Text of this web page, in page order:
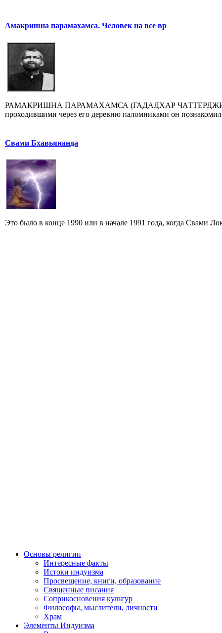
Амакришна парамахамса. Человек на все вр
РАМАКРИШНА ПАРАМАХАМСА (ГАДАДХАР ЧАТТЕРДЖИ. 1836-
проходившими через его деревню паломниками он
Свами Бхавьянанда
Это было в конце 1990 или в начале 1991 года, когда Свами
Основы религии
Интересные факты
Истоки индуизма
Просвещение, книги, образование
Священные писания
Соприкосновения культур
Философы, мыслители, личности
Храм
Элементы Индуизма